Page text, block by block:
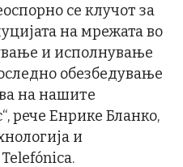
се клучот за
на мрежата во
и исполнување
обезбедување
на нашите
рече Енрике Бланко,
и